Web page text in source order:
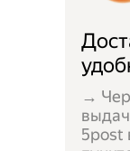
→
5post